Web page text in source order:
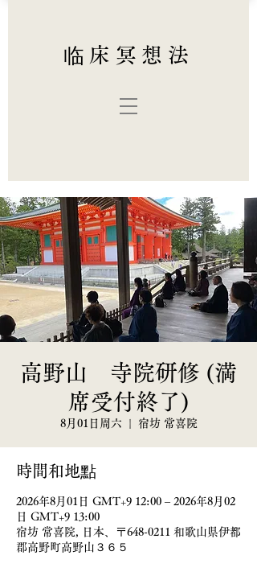
临床冥想法
高野山 寺院研修 (満
席受付終了)
8月01日周六 宿坊 常喜院
時間和地點
2026年8月01日 GMT+9 12:00 – 2026年8月02
日 GMT+9 13:00
宿坊 常喜院, 日本、〒648-0211 和歌山県伊都
郡高野町高野山３６５